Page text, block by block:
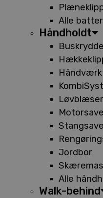
Alle
Håndholdt
Motorsave
Stangsave
Jordbor
Alle
Walk-behind